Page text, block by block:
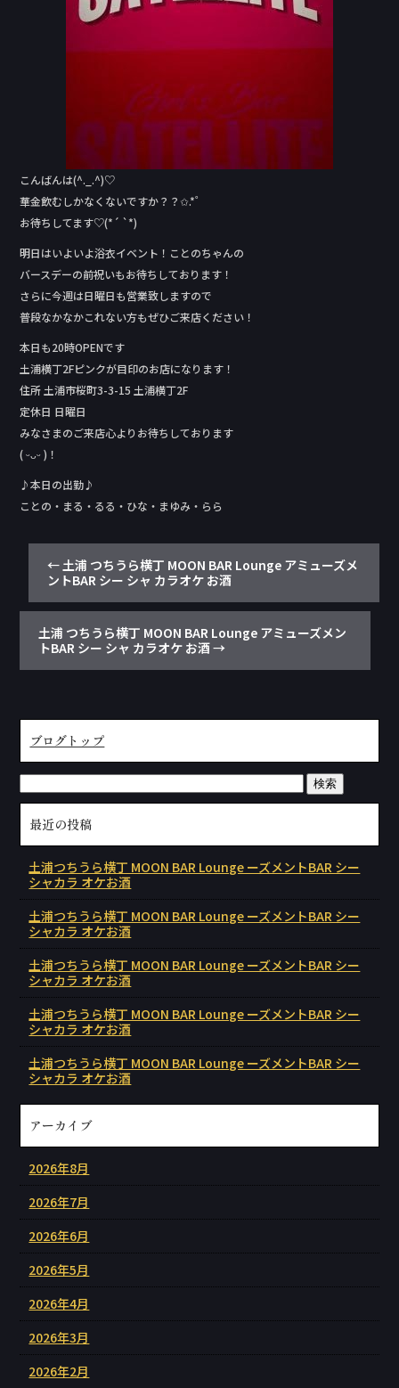
こんばんは(^._.^)♡
華金飲むしかなくないですか？？✩.*˚
お待ちしてます♡(*´ `*)
明日はいよいよ浴衣イベント！ことのちゃんの
バースデーの前祝いもお待ちしております！
さらに今週は日曜日も営業致しますので
普段なかなかこれない方もぜひご来店ください！
本日も20時OPENです
土浦横丁2Fピンクが目印のお店になります！
住所 土浦市桜町3-3-15 土浦横丁2F
定休日 日曜日
みなさまのご来店心よりお待ちしております
( ᵕᴗᵕ )！
♪本日の出勤♪
ことの・まる・るる・ひな・まゆみ・らら
← 土浦 つちうら横丁 MOON BAR Lounge アミューズメ
ントBAR シー シャ カラオケ お酒
土浦 つちうら横丁 MOON BAR Lounge アミューズメン
トBAR シー シャ カラオケ お酒→
ブログトップ
最近の投稿
土浦つちうら横丁 MOON BAR Lounge ーズメントBAR シー
シャカラ オケお酒
土浦つちうら横丁 MOON BAR Lounge ーズメントBAR シー
シャカラ オケお酒
土浦つちうら横丁 MOON BAR Lounge ーズメントBAR シー
シャカラ オケお酒
土浦つちうら横丁 MOON BAR Lounge ーズメントBAR シー
シャカラ オケお酒
土浦つちうら横丁 MOON BAR Lounge ーズメントBAR シー
シャカラ オケお酒
アーカイブ
2026年8月
2026年7月
2026年6月
2026年5月
2026年4月
2026年3月
2026年2月